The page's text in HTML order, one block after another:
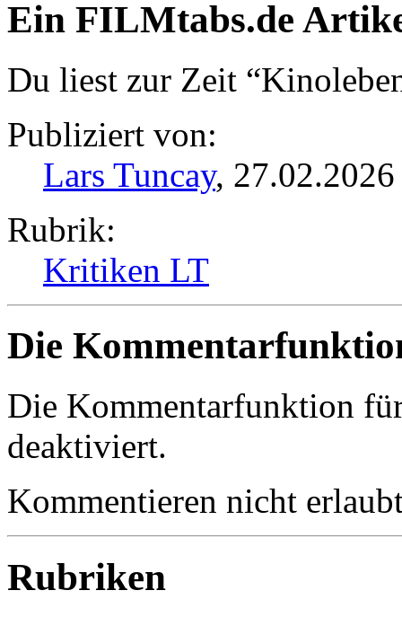
Ein FILMtabs.de
Du liest zur Zeit
Publiziert von:
Lars Tuncay,
Rubrik:
Kritiken LT
Die
Die Kommentarfunktion
deaktiviert.
Kommentieren nicht
Rubriken